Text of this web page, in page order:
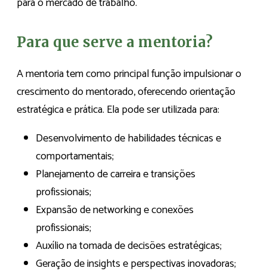
Para que serve a mentoria?
A mentoria tem como principal função impulsionar o
crescimento do mentorado, oferecendo orientação
estratégica e prática. Ela pode ser utilizada para:
Desenvolvimento de habilidades técnicas e
comportamentais;
Planejamento de carreira e transições
profissionais;
Expansão de networking e conexões
profissionais;
Auxílio na tomada de decisões estratégicas;
Geração de insights e perspectivas inovadoras;